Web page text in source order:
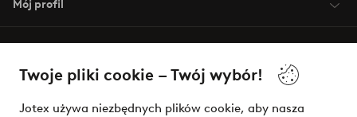
Twoje pliki cookie – Twój wybór!
Jotex używa niezbędnych plików cookie, aby nasza
Mój profil